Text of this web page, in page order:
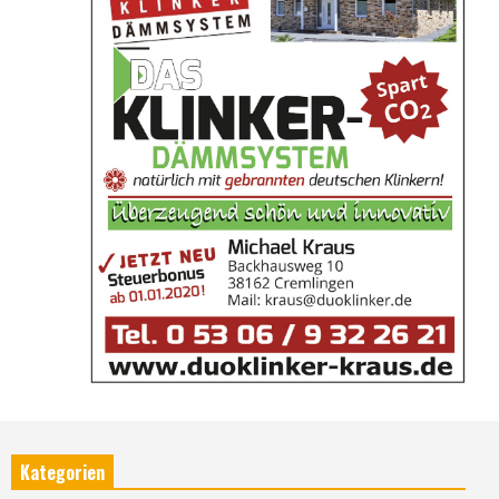
Kategorien